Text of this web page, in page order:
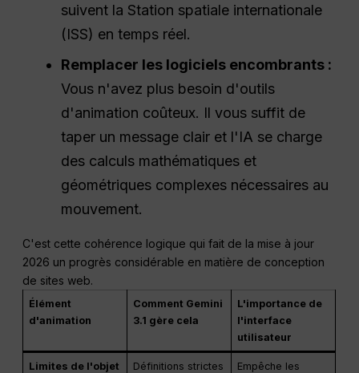
suivent la Station spatiale internationale
(ISS) en temps réel.
Remplacer les logiciels encombrants :
Vous n'avez plus besoin d'outils
d'animation coûteux. Il vous suffit de
taper un message clair et l'IA se charge
des calculs mathématiques et
géométriques complexes nécessaires au
mouvement.
C'est cette cohérence logique qui fait de la mise à jour
2026 un progrès considérable en matière de conception
de sites web.
Élément
d'animation
Comment Gemini
3.1 gère cela
L'importance de
l'interface
utilisateur
Limites de l'objet
Définitions strictes
Empêche les